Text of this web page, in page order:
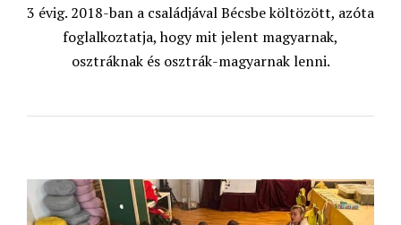
3 évig. 2018-ban a családjával Bécsbe költözött, azóta
foglalkoztatja, hogy mit jelent magyarnak,
osztráknak és osztrák-magyarnak lenni.